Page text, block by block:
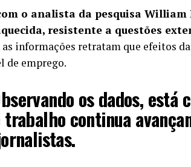
o analista da pesquisa
resistente a questões
as informações retratam que efeitos
de emprego.
os dados, está
trabalho continua